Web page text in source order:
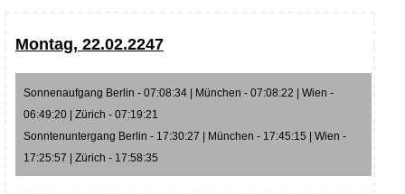
Montag, 22.02.2247
Sonnenaufgang Berlin - 07:08:34 | München - 07:08:22 | Wien -
06:49:20 | Zürich - 07:19:21
Sonntenuntergang Berlin - 17:30:27 | München - 17:45:15 | Wien -
17:25:57 | Zürich - 17:58:35